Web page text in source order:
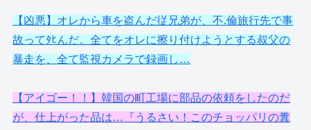
【凶悪】オレから車を盗んだ従兄弟が、不.倫旅行先で事
故ってﾀﾋんだ。全てをオレに擦り付けようとする叔父の
暴走を、全て監視カメラで録画し…
【アイゴー！！】韓国の町工場に部品の依頼をしたのだ
が、仕上がった品は…『うるさい！このチョッパリの糞